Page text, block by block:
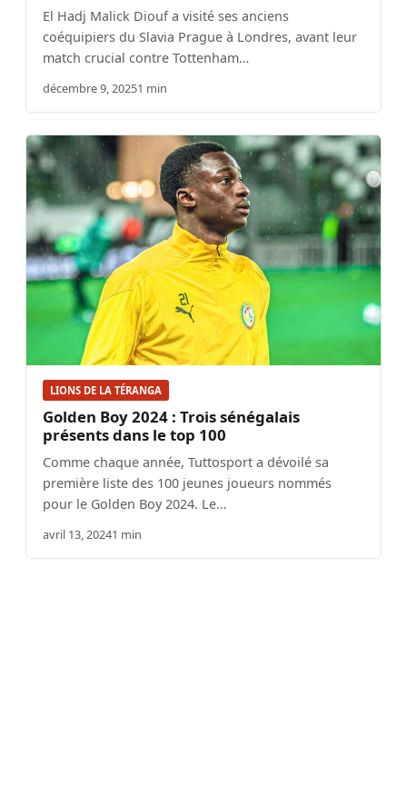
El Hadj Malick Diouf a visité ses anciens
coéquipiers du Slavia Prague à Londres, avant leur
match crucial contre Tottenham…
décembre 9, 20251 min
LIONS DE LA TÉRANGA
Golden Boy 2024 : Trois sénégalais
présents dans le top 100
Comme chaque année, Tuttosport a dévoilé sa
première liste des 100 jeunes joueurs nommés
pour le Golden Boy 2024. Le…
avril 13, 20241 min